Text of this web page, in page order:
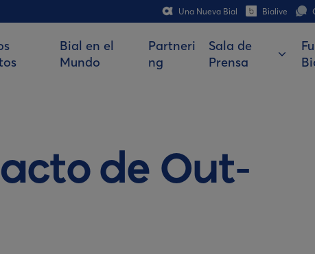
Una Nueva Bial Bialive
Bial en el
Mundo
Partneri
ng
Sala de
Prensa
de Out-